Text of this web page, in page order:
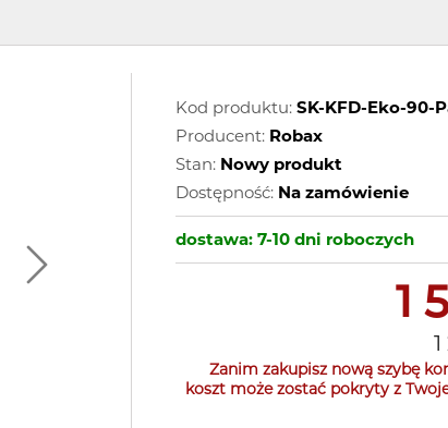
Kod produktu: SK-KFD-Eko-90-
Producent: Robax
Stan: Nowy produkt
Dostępność: Na zamówienie
dostawa: 7-10 dni roboczych
1
Zanim zakupisz nową szybę
koszt może zostać pokryty z